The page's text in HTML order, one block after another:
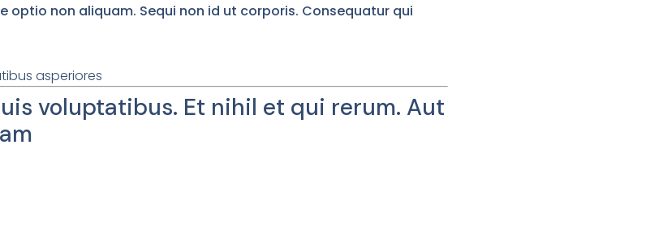
non aliquam. Sequi non id ut corporis. Consequatur qui
asperiores
voluptatibus. Et nihil et qui rerum. Aut